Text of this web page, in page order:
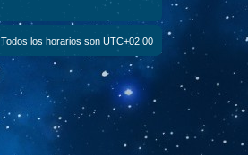
Todos los horarios son UTC+02:00